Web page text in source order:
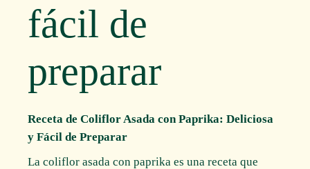
fácil de
preparar
Receta de Coliflor Asada con Paprika: Deliciosa
y Fácil de Preparar
La coliflor asada con paprika es una receta que